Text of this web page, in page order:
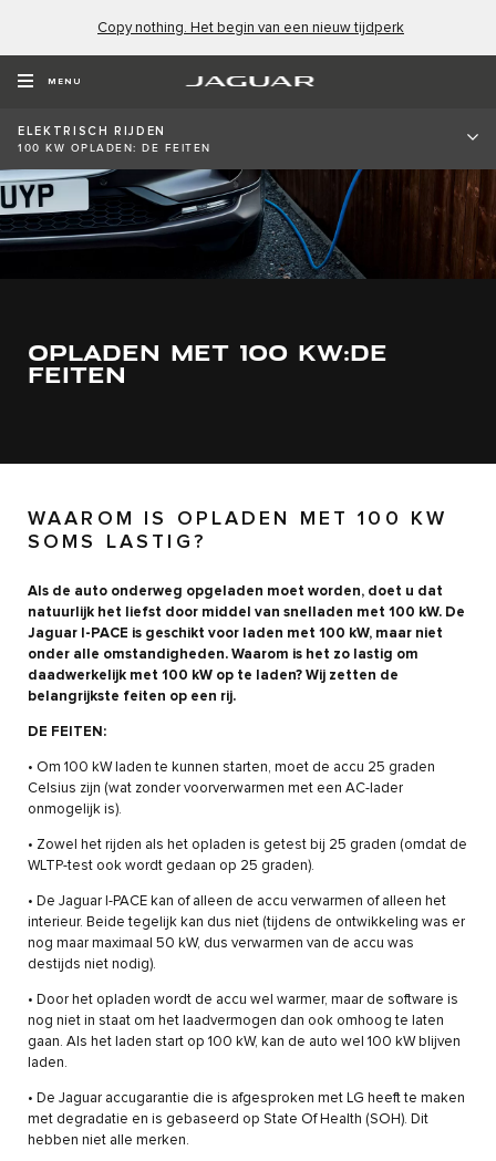
Copy nothing. Het begin van een nieuw tijdperk
MENU
ELEKTRISCH RIJDEN
100 KW OPLADEN: DE FEITEN
OPLADEN MET 100 KW:DE
FEITEN
WAAROM IS OPLADEN MET 100 KW
SOMS LASTIG?
Als de auto onderweg opgeladen moet worden, doet u dat
natuurlijk het liefst door middel van snelladen met 100 kW. De
Jaguar I-PACE is geschikt voor laden met 100 kW, maar niet
onder alle omstandigheden. Waarom is het zo lastig om
daadwerkelijk met 100 kW op te laden? Wij zetten de
belangrijkste feiten op een rij.
DE FEITEN:
• Om 100 kW laden te kunnen starten, moet de accu 25 graden
Celsius zijn (wat zonder voorverwarmen met een AC-lader
onmogelijk is).
• Zowel het rijden als het opladen is getest bij 25 graden (omdat de
WLTP-test ook wordt gedaan op 25 graden).
• De Jaguar I-PACE kan of alleen de accu verwarmen of alleen het
interieur. Beide tegelijk kan dus niet (tijdens de ontwikkeling was er
nog maar maximaal 50 kW, dus verwarmen van de accu was
destijds niet nodig).
• Door het opladen wordt de accu wel warmer, maar de software is
nog niet in staat om het laadvermogen dan ook omhoog te laten
gaan. Als het laden start op 100 kW, kan de auto wel 100 kW blijven
laden.
• De Jaguar accugarantie die is afgesproken met LG heeft te maken
met degradatie en is gebaseerd op State Of Health (SOH). Dit
hebben niet alle merken.